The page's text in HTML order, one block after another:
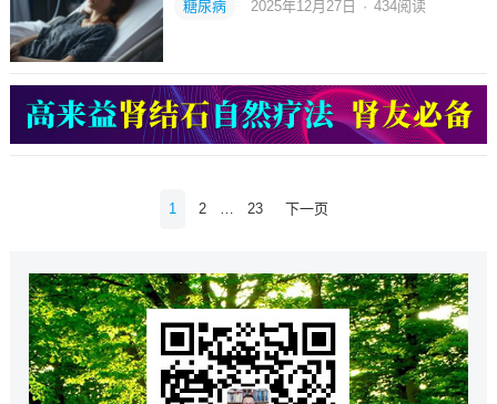
糖尿病 2025年12月27日 · 434阅读
1 2 23 下一页